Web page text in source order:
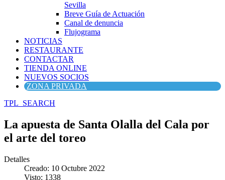
Sevilla
Breve Guía de Actuación
Canal de denuncia
Flujograma
NOTICIAS
RESTAURANTE
CONTACTAR
TIENDA ONLINE
NUEVOS SOCIOS
ZONA PRIVADA
TPL_SEARCH
La apuesta de Santa Olalla del Cala por
el arte del toreo
Detalles
Creado: 10 Octubre 2022
Visto: 1338